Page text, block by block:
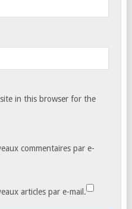
in this browser for the
commentaires par e-
articles par e-mail.